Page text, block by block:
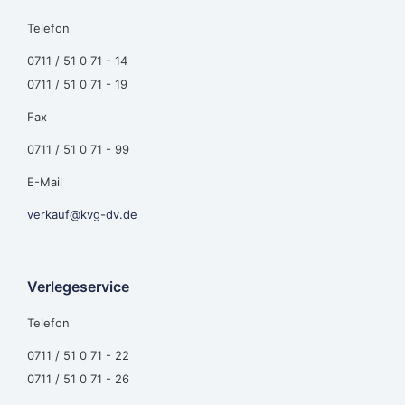
Telefon
0711 / 51 0 71 - 14
0711 / 51 0 71 - 19
Fax
0711 / 51 0 71 - 99
E-Mail
verkauf@kvg-dv.de
Verlegeservice
Telefon
0711 / 51 0 71 - 22
0711 / 51 0 71 - 26